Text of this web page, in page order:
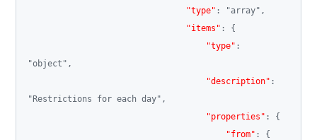
"type" : "array" ,
"items" :
{
"type" :
"object" ,
"description" :
"Restrictions for each day" ,
"properties" :
{
"from" :
{